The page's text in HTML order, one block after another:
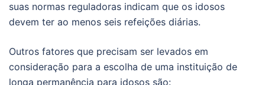
suas normas reguladoras indicam que os idosos
devem ter ao menos seis refeições diárias.
Outros fatores que precisam ser levados em
consideração para a escolha de uma instituição de
longa permanência para idosos são: